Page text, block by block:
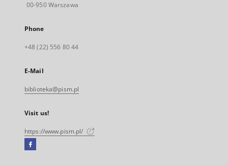
00-950 Warszawa
Phone
+48 (22) 556 80 44
E-Mail
biblioteka@pism.pl
Visit us!
https://www.pism.pl/
Facebook